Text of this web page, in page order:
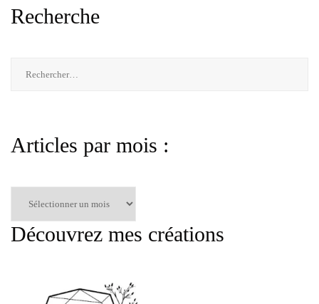
Recherche
Articles par mois :
mois
Découvrez mes créations